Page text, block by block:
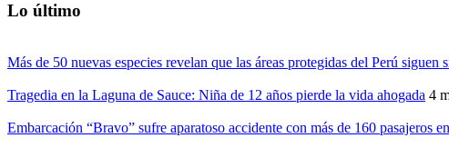
Lo último
Más de 50 nuevas especies revelan que las áreas protegidas del Perú
Tragedia en la Laguna de Sauce: Niña de 12 años pierde la vida ahogada 4
Embarcación “Bravo” sufre aparatoso accidente con más de 160 pasajeros